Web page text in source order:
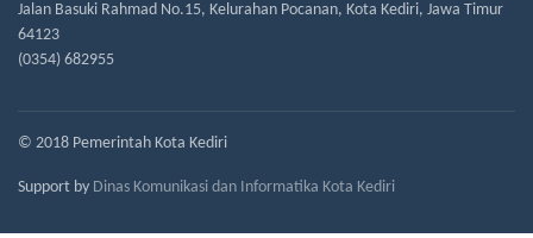
Jalan Basuki Rahmad No.15, Kelurahan Pocanan, Kota Kediri, Jawa Timur
64123
(0354) 682955
© 2018 Pemerintah Kota Kediri
Support by Dinas Komunikasi dan Informatika Kota Kediri